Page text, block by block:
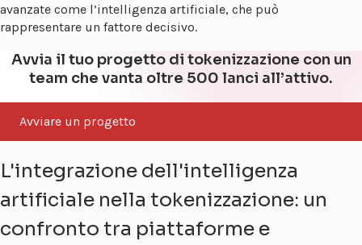
avanzate come l’intelligenza artificiale, che può
rappresentare un fattore decisivo.
Avvia il tuo progetto di tokenizzazione con un
team che vanta oltre 500 lanci all’attivo.
Avviare un progetto
L'integrazione dell'intelligenza
artificiale nella tokenizzazione: un
confronto tra piattaforme e